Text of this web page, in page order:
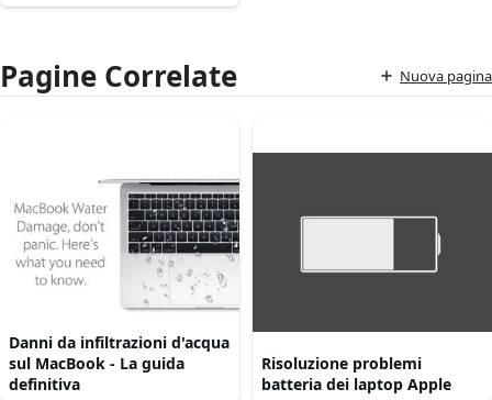
Pagine Correlate Nuova pagina
Danni da infiltrazioni d'acqua
sul MacBook - La guida
definitiva
Risoluzione problemi
batteria dei laptop Apple